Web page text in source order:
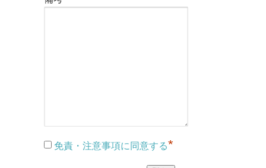
免責・注意事項に同意する*